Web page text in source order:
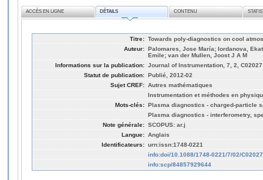
ACCÈS EN LIGNE DÉTAILS CONTENU
Titre: Towards poly-diagnostics on cool
Auteur: Palomares, Jose María; Iordanova,
Emile; van der Mullen, Joost J A M
Informations sur la publication: Journal of Instrumentation, 7, 2, C02027
Statut de publication: Publié, 2012-02
Sujet CREF: Autres mathématiques
Instrumentation et méthodes en
Mots-clés: Plasma diagnostics - charged-particle
Plasma diagnostics - interferometry,
Note générale: SCOPUS: ar.j
Langue: Anglais
Identificateurs: urn:issn:1748-0221
info:doi/10.1088/1748-0221/7/02/C02027
info:scp/84857929644